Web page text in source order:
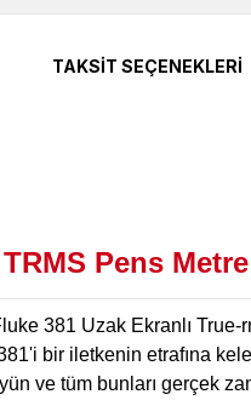
TAKSIT SEÇENEKLERI
Pens Metre
381 Uzak Ekranlı True-
bir iletkenin etrafına
ve tüm bunları gerçek